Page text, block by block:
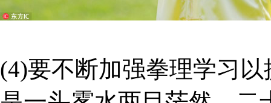
(4)要不断加强拳理学习